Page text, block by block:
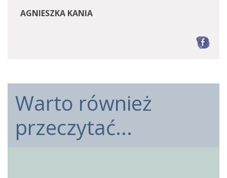
AGNIESZKA KANIA
Warto również
przeczytać...